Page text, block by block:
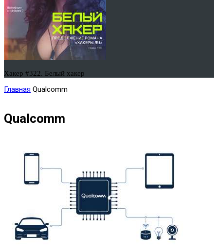
Хакер #322. Белый хакер
Главная Qualcomm
Qualcomm